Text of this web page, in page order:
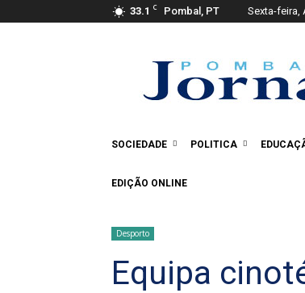
33.1 C Pombal, PT Sexta-feira,
Jornal
SOCIEDADE POLITICA
EDIÇÃO ONLINE
Desporto
Equipa